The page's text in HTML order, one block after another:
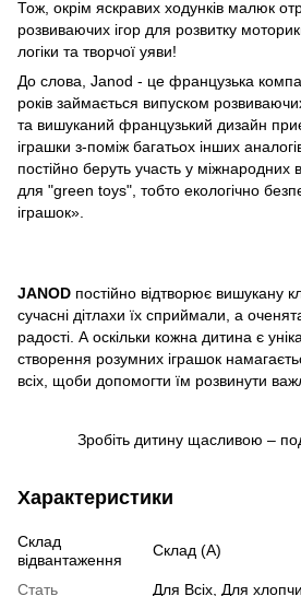
Тож, окрім яскравих ходунків малюк
розвиваючих ігор для розвитку
логіки та творчої уяви!
До слова, Janod - це французька
років займається випуском
та вишуканий французький дизайн
іграшки з-поміж багатьох інших
постійно беруть участь у міжнародних
для "green toys", тобто екологічно
іграшок».
JANOD постійно відтворює вишукану
сучасні дітлахи їх сприймали, а
радості. А оскільки кожна дитина є
створення розумних іграшок
всіх, щоби допомогти їм розвинути
Зробіть дитину щасливою –
Характеристики
Склад
відвантаження
Склад (А)
Стать
Для Всіх, Для